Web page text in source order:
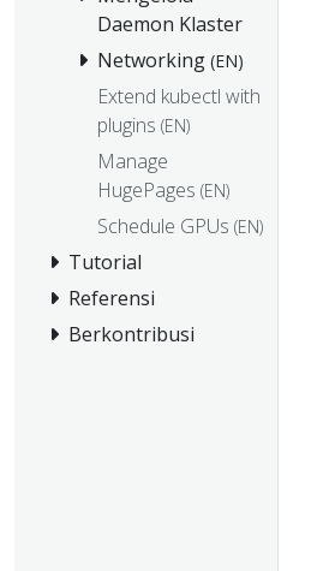
Daemon Klaster
Networking (EN)
Extend kubectl with
plugins (EN)
Manage
HugePages (EN)
Schedule GPUs (EN)
Tutorial
Referensi
Berkontribusi